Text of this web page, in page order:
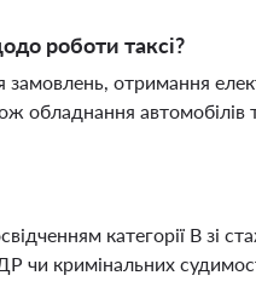
роботи таксі?
замовлень, отримання
обладнання автомобілів
категорії В зі
чи кримінальних